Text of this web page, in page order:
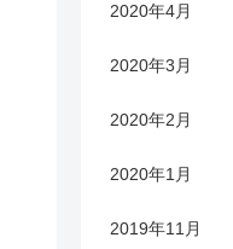
2020年4月
2020年3月
2020年2月
2020年1月
2019年11月